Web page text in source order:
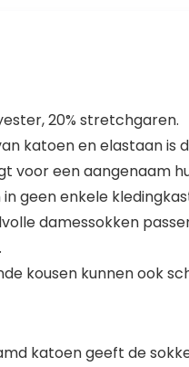
20% stretchgaren.
katoen en elastaan
voor een aangenaam
in geen enkele
damessokken
kousen kunnen ook
katoen geeft de